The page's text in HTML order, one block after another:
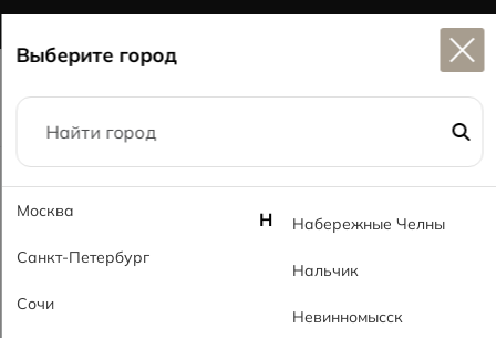
Главная Каталог 30x90 Атлан 116 MRP Atlan 116 MRP
Выберите город
Москва
Санкт-Петербург
Сочи
Н Набережные Челны
Нальчик
Невинномысск